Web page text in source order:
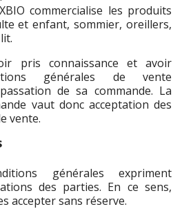
commercialise les produits
et enfant, sommier, oreillers,
pris connaissance et avoir
générales de vente
de sa commande. La
vaut donc acceptation des
vente.
générales expriment
des parties. En ce sens,
accepter sans réserve.